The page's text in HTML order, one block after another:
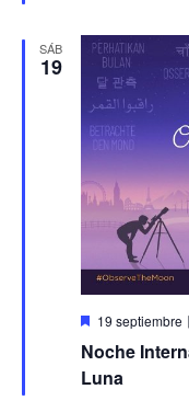
SÁB
19
Destacado
19 septiembre
Noche
Luna